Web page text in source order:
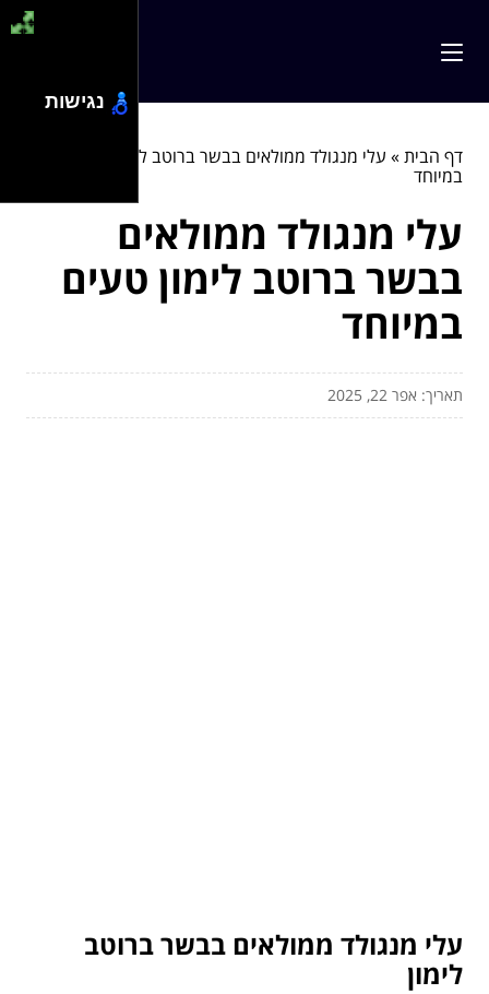
דף הבית» עלי מנגולד ממולאים בבשר ברוטב לימון טעים
במיוחד
עלי מנגולד ממולאים
בבשר ברוטב לימון טעים
במיוחד
תאריך: אפר 22, 2025
עלי מנגולד ממולאים בבשר ברוטב
לימון
נגישות